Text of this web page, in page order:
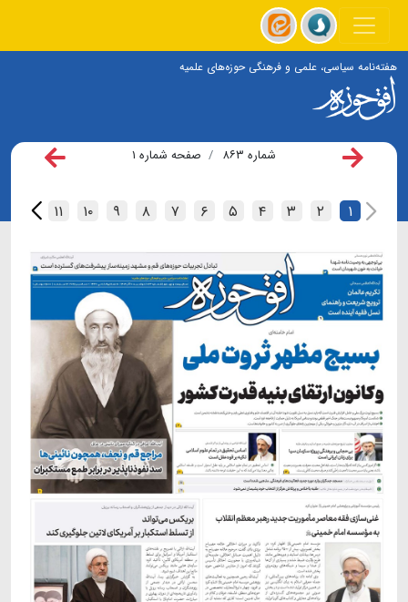
هفته‌نامه سیاسی، علمی و فرهنگی حوزه‌های علمیه
شماره ۸۶۳ صفحه شماره ۱
۱ ۲ ۳ ۴ ۵ ۶ ۷ ۸ ۹ ۱۰ ۱۱ ۱۲